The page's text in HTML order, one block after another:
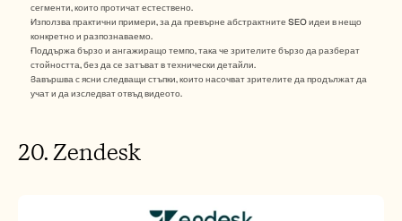
сегменти, които протичат естествено.
Използва практични примери, за да превърне абстрактните SEO идеи в нещо
конкретно и разпознаваемо.
Поддържа бързо и ангажиращо темпо, така че зрителите бързо да разберат
стойността, без да се затъват в технически детайли.
Завършва с ясни следващи стъпки, които насочват зрителите да продължат да
учат и да изследват отвъд видеото.
20. Zendesk